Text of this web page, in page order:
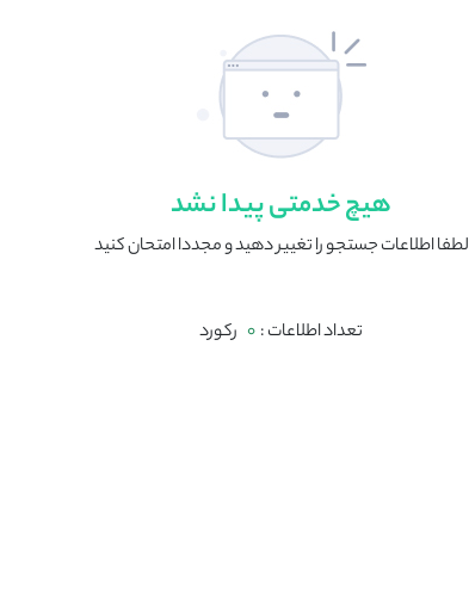
هیچ خدمتی پیدا نشد
لطفا اطلاعات جستجو را تغییر دهید و مجددا امتحان کنید
تعداد اطلاعات : 0 رکورد